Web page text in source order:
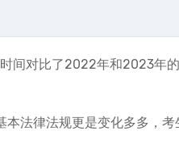
间对比了2022年和2023年
本法律法规更是变化多多，考